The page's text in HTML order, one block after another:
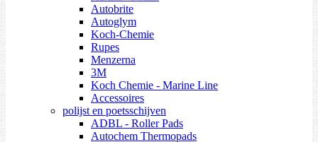
Autobrite
Autoglym
Koch-Chemie
Rupes
Menzerna
3M
Koch Chemie - Marine Line
Accessoires
polijst en poetsschijven
ADBL - Roller Pads
Autochem Thermopads